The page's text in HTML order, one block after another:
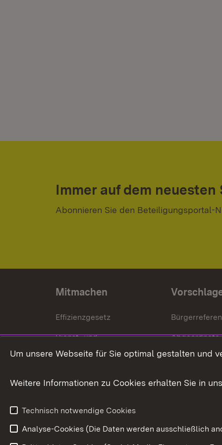
Immer auf dem neuesten
Abonnieren Sie den Beteiligungsportal-
Mitmachen
Effizienzgesetz
Dienst- und
Versorgungsbezüge
Weitere
Abgeordnete
Um unsere Webseite für Sie optimal gestalten und
Weitere Informationen zu Cookies erhalten Sie in
Technisch notwendige Cookies
Analyse-Cookies (Die Daten werden ausschließlich